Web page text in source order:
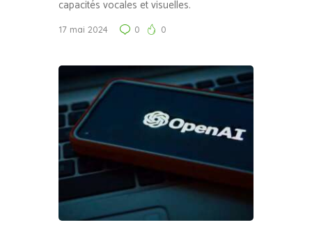
capacités vocales et visuelles.
17 mai 2024 0 0